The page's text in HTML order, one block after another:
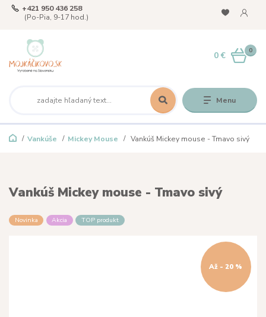
Menu
+421 950 436 258
(Po-Pia, 9-17 hod.)
0
0 €
Vankúše Mickey Mouse Vankúš Mickey mouse - Tmavo sivý
Vankúš Mickey mouse - Tmavo sivý
Novinka Akcia TOP produkt
Až - 20 %